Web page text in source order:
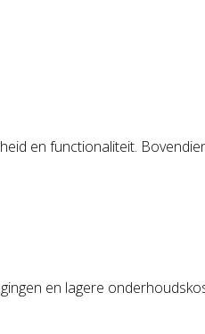
en functionaliteit.
en lagere